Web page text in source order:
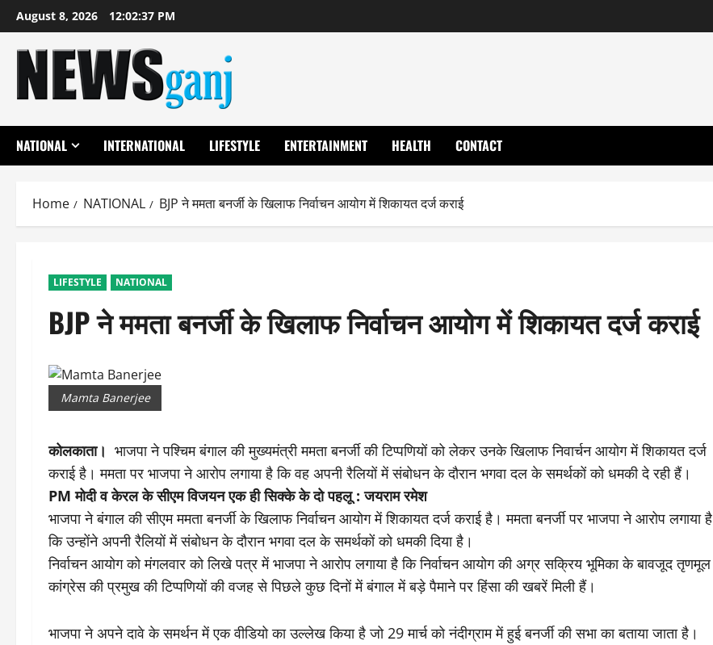
Skip
to
content
August 8, 2026 12:02:38 PM
NATIONAL INTERNATIONAL LIFESTYLE ENTERTAINMENT HEALTH CONTACT
Home NATIONAL BJP ने ममता बनर्जी के खिलाफ निर्वाचन आयोग में शिकायत दर्ज कराई
LIFESTYLE NATIONAL
BJP ने ममता बनर्जी के खिलाफ निर्वाचन आयोग में शिकायत दर्ज कराई
Mamta Banerjee
कोलकाता। भाजपा ने पश्चिम बंगाल की मुख्यमंत्री ममता बनर्जी की टिप्पणियों को लेकर उनके खिलाफ निवार्चन आयोग में शिकायत दर्ज
कराई है। ममता पर भाजपा ने आरोप लगाया है कि वह अपनी रैलियों में संबोधन के दौरान भगवा दल के समर्थकों को धमकी दे रही हैं।
PM मोदी व केरल के सीएम विजयन एक ही सिक्के के दो पहलू : जयराम रमेश
भाजपा ने बंगाल की सीएम ममता बनर्जी के खिलाफ निर्वाचन आयोग में शिकायत दर्ज कराई है। ममता बनर्जी पर भाजपा ने आरोप लगाया है
कि उन्होंने अपनी रैलियों में संबोधन के दौरान भगवा दल के समर्थकों को धमकी दिया है।
निर्वाचन आयोग को मंगलवार को लिखे पत्र में भाजपा ने आरोप लगाया है कि निर्वाचन आयोग की अग्र सक्रिय भूमिका के बावजूद तृणमूल
कांग्रेस की प्रमुख की टिप्पणियों की वजह से पिछले कुछ दिनों में बंगाल में बड़े पैमाने पर हिंसा की खबरें मिली हैं।
भाजपा ने अपने दावे के समर्थन में एक वीडियो का उल्लेख किया है जो 29 मार्च को नंदीग्राम में हुई बनर्जी की सभा का बताया जाता है।